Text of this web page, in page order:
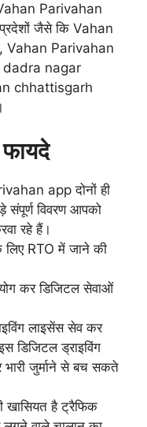
Parivahan
जैसे कि Vahan
Vahan Parivahan
dadra nagar
chhattisgarh
फायदे
app दोनों ही
संपूर्ण विवरण आपको
रहे हैं।
RTO में जाने की
कर डिजिटल सेवाओं
लाइसेंस सेव कर
ड्राइविंग
जुर्माने से बच सकते
खासियत है ट्रैफिक